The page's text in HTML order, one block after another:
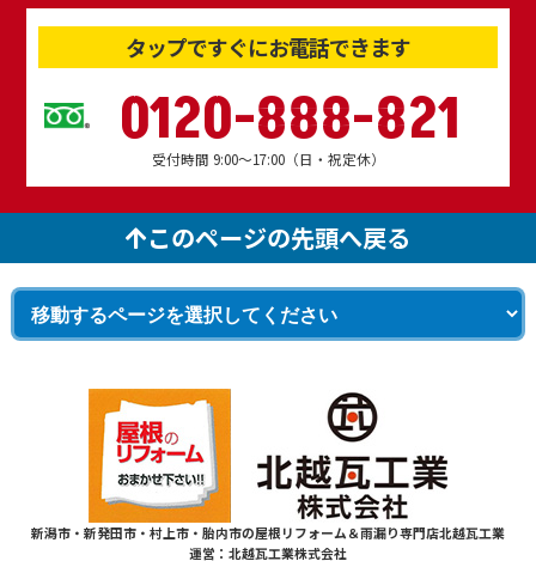
タップですぐにお電話できます
0120-888-821
受付時間 9:00～17:00（日・祝定休）
このページの先頭へ戻る
新潟市・新発田市・村上市・胎内市の屋根リフォーム＆雨漏り専門店北越瓦工業
運営：北越瓦工業株式会社